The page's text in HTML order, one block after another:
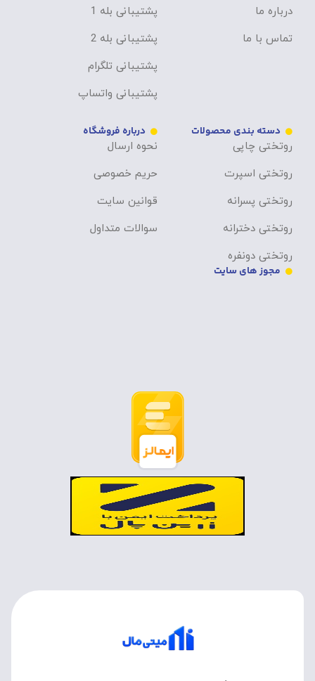
درباره ما
تماس با ما
پشتیبانی بله 1
پشتیبانی بله 2
پشتیبانی تلگرام
پشتیبانی واتساپ
دسته بندی محصولات
روتختی چاپی
روتختی اسپرت
روتختی پسرانه
روتختی دخترانه
روتختی دونفره
درباره فروشگاه
نحوه ارسال
حریم خصوصی
قوانین سایت
سوالات متداول
مجوز های سایت